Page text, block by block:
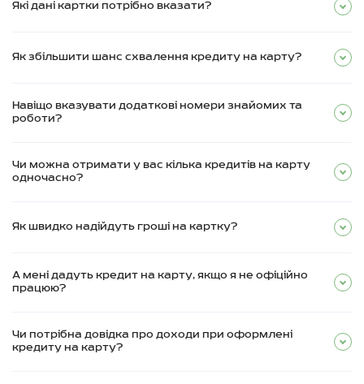
Які дані картки потрібно вказати?
Як збільшити шанс схвалення кредиту на карту?
Навіщо вказувати додаткові номери знайомих та
роботи?
Чи можна отримати у вас кілька кредитів на карту
одночасно?
Як швидко надійдуть гроші на картку?
А мені дадуть кредит на карту, якщо я не офіційно
працюю?
Чи потрібна довідка про доходи при оформлені
кредиту на карту?